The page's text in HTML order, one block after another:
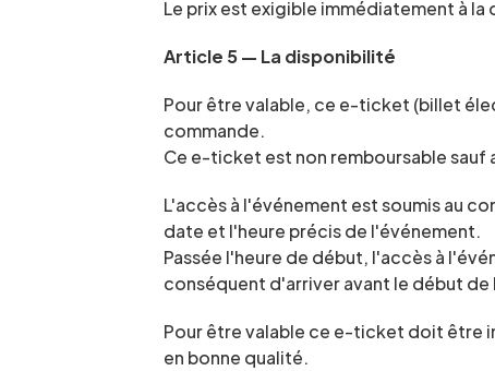
Le prix est exigible immédiatement à
Article 5 — La disponibilité
Pour être valable, ce e-ticket (billet
commande.
Ce e-ticket est non remboursable
L'accès à l'événement est soumis au
date et l'heure précis de l'événement.
Passée l'heure de début, l'accès à
conséquent d'arriver avant le début
Pour être valable ce e-ticket doit être
en bonne qualité.